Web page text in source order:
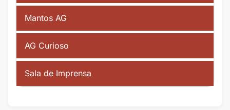
Mantos AG
AG Curioso
Sala de Imprensa